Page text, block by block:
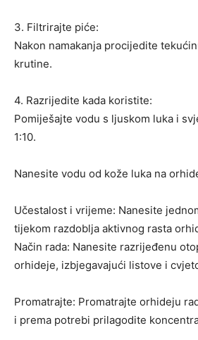
3. Filtrirajte piće:
Nakon namakanja procijedite
krutine.
4. Razrijedite kada koristite:
Pomiješajte vodu s ljuskom luka i
1:10.
Nanesite vodu od kože luka na
Učestalost i vrijeme: Nanesite
tijekom razdoblja aktivnog rasta
Način rada: Nanesite razrijeđenu
orhideje, izbjegavajući listove i
Promatrajte: Promatrajte orhideju
i prema potrebi prilagodite